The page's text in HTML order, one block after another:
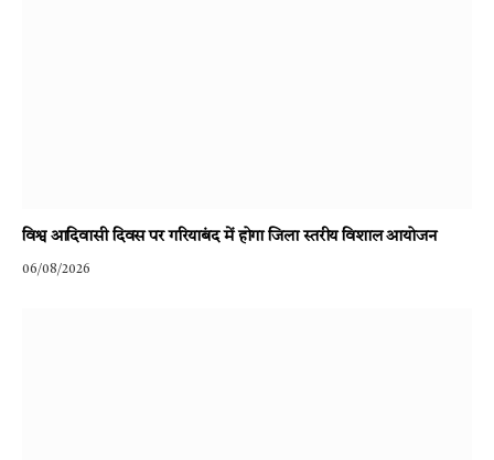
विश्व आदिवासी दिवस पर गरियाबंद में होगा जिला स्तरीय विशाल आयोजन
06/08/2026